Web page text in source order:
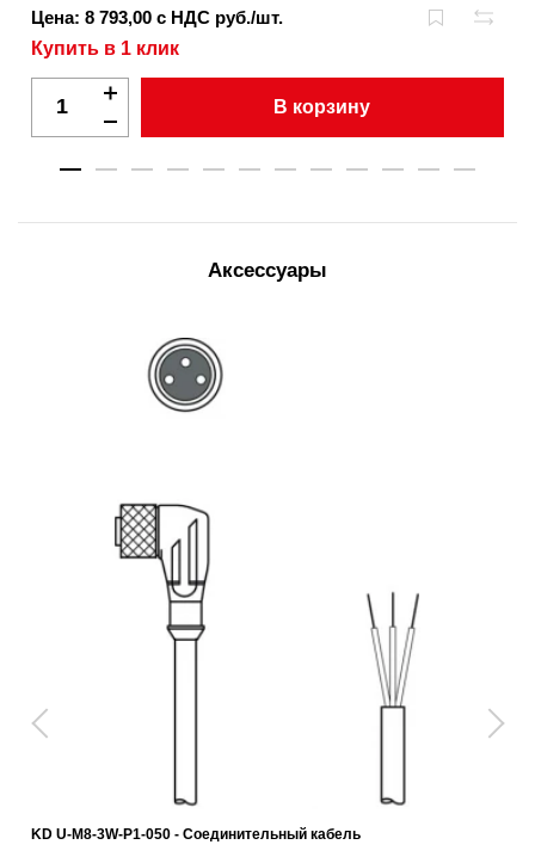
Цена: 8 793,00 с НДС руб./шт.
Купить в 1 клик
В корзину
Аксессуары
KD U-M8-3W-P1-050 - Соединительный кабель